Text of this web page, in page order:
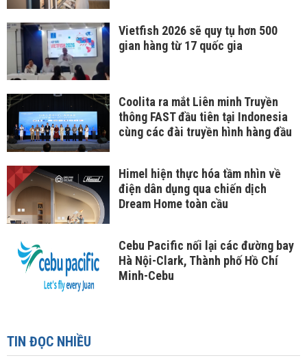
Vietfish 2026 sẽ quy tụ hơn 500
gian hàng từ 17 quốc gia
Coolita ra mắt Liên minh Truyền
thông FAST đầu tiên tại Indonesia
cùng các đài truyền hình hàng đầu
Himel hiện thực hóa tầm nhìn về
điện dân dụng qua chiến dịch
Dream Home toàn cầu
Cebu Pacific nối lại các đường bay
Hà Nội-Clark, Thành phố Hồ Chí
Minh-Cebu
TIN ĐỌC NHIỀU